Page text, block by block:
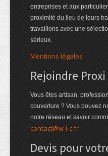
entreprises et aux
proximité du lieu de leurs
travaillons avec une
sérieux.
Mentions légales
Rejoindre
Vous êtes artisan,
couverture ? Vous pouvez
notre réseau et savoir
contact@w-l-c.fr
Devis pour